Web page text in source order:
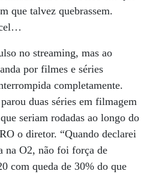
que talvez quebrassem.
no streaming, mas ao
por filmes e séries
completamente.
duas séries em filmagem
seriam rodadas ao longo do
o diretor. “Quando declarei
na O2, não foi força de
com queda de 30% do que